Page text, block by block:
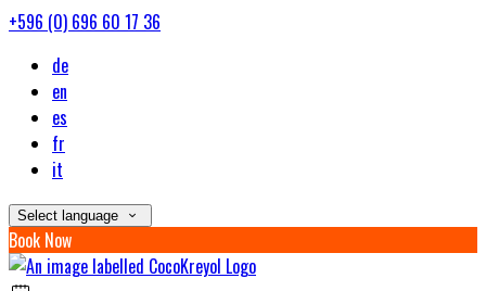
+596 (0) 696 60 17 36
de
en
es
fr
it
Select language
Book Now